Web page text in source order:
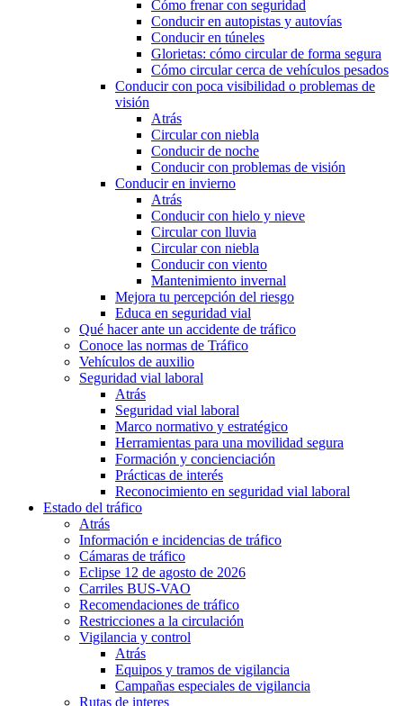
Cómo frenar con seguridad
Conducir en autopistas y autovías
Conducir en túneles
Glorietas: cómo circular de forma segura
Cómo circular cerca de vehículos pesados
Conducir con poca visibilidad o problemas de
visión
Atrás
Circular con niebla
Conducir de noche
Conducir con problemas de visión
Conducir en invierno
Atrás
Conducir con hielo y nieve
Circular con lluvia
Circular con niebla
Conducir con viento
Mantenimiento invernal
Mejora tu percepción del riesgo
Educa en seguridad vial
Qué hacer ante un accidente de tráfico
Conoce las normas de Tráfico
Vehículos de auxilio
Seguridad vial laboral
Atrás
Seguridad vial laboral
Marco normativo y estratégico
Herramientas para una movilidad segura
Formación y concienciación
Prácticas de interés
Reconocimiento en seguridad vial laboral
Estado del tráfico
Atrás
Información e incidencias de tráfico
Cámaras de tráfico
Eclipse 12 de agosto de 2026
Carriles BUS-VAO
Recomendaciones de tráfico
Restricciones a la circulación
Vigilancia y control
Atrás
Equipos y tramos de vigilancia
Campañas especiales de vigilancia
Rutas de interes